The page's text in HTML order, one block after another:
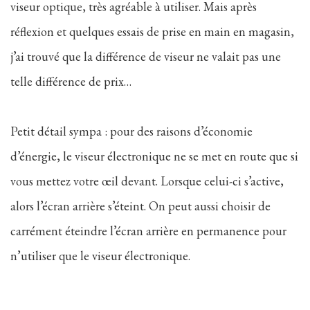
viseur optique, très agréable à utiliser. Mais après
réflexion et quelques essais de prise en main en magasin,
j’ai trouvé que la différence de viseur ne valait pas une
telle différence de prix…
Petit détail sympa : pour des raisons d’économie
d’énergie, le viseur électronique ne se met en route que si
vous mettez votre œil devant. Lorsque celui-ci s’active,
alors l’écran arrière s’éteint. On peut aussi choisir de
carrément éteindre l’écran arrière en permanence pour
n’utiliser que le viseur électronique.